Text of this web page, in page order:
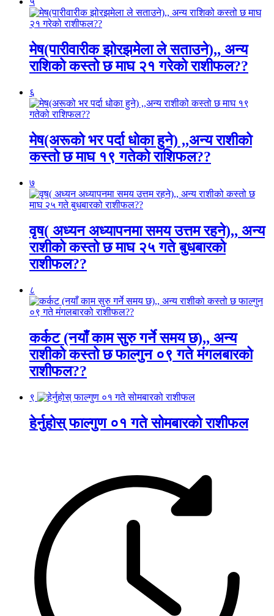
मेष(पारीवारीक झोरझमेला ले सताउने),, अन्य
राशिको कस्तो छ माघ २१ गरेको राशीफल??
६
मेष(अरूको भर पर्दा धोका हुने) ,,अन्य राशीको
कस्तो छ माघ १९ गतेको राशिफल??
७
वृष( अध्यन अध्यापनमा समय उत्तम रहने),, अन्य
राशीको कस्तो छ माघ २५ गते बुधबारको
राशीफल??
८
कर्कट (नयाँ काम सुरु गर्ने समय छ),, अन्य
राशीको कस्तो छ फाल्गुन ०९ गते मंगलबारको
राशीफल??
९
हेर्नुहोस् फाल्गुण ०१ गते सोमबारको राशीफल